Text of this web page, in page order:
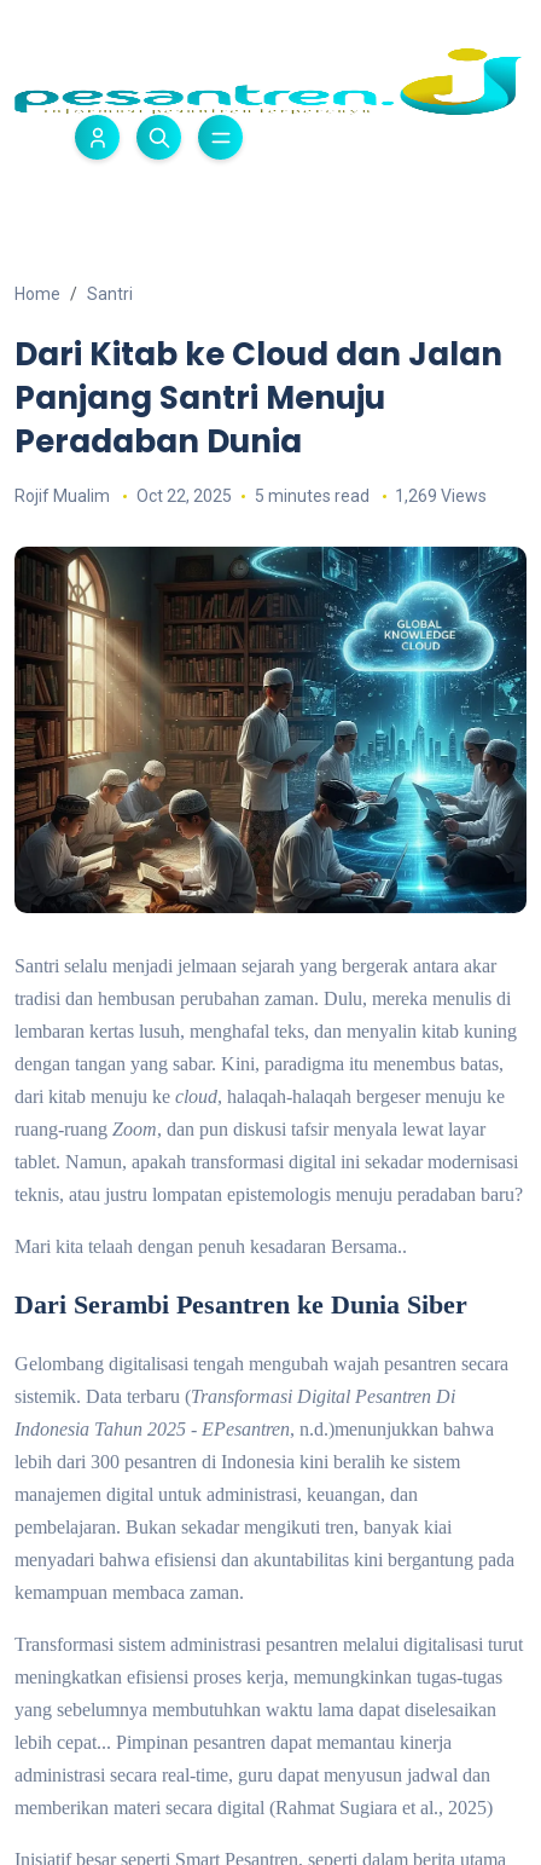
Home Santri
Dari Kitab ke Cloud dan Jalan
Panjang Santri Menuju
Peradaban Dunia
Rojif Mualim Oct 22, 2025 5 minutes read 1,269 Views
Santri selalu menjadi jelmaan sejarah yang bergerak antara akar
tradisi dan hembusan perubahan zaman. Dulu, mereka menulis di
lembaran kertas lusuh, menghafal teks, dan menyalin kitab kuning
dengan tangan yang sabar. Kini, paradigma itu menembus batas,
dari kitab menuju ke cloud, halaqah-halaqah bergeser menuju ke
ruang-ruang Zoom, dan pun diskusi tafsir menyala lewat layar
tablet. Namun, apakah transformasi digital ini sekadar modernisasi
teknis, atau justru lompatan epistemologis menuju peradaban baru?
Mari kita telaah dengan penuh kesadaran Bersama..
Dari Serambi Pesantren ke Dunia Siber
Gelombang digitalisasi tengah mengubah wajah pesantren secara
sistemik. Data terbaru (Transformasi Digital Pesantren Di
Indonesia Tahun 2025 - EPesantren, n.d.)menunjukkan bahwa
lebih dari 300 pesantren di Indonesia kini beralih ke sistem
manajemen digital untuk administrasi, keuangan, dan
pembelajaran. Bukan sekadar mengikuti tren, banyak kiai
menyadari bahwa efisiensi dan akuntabilitas kini bergantung pada
kemampuan membaca zaman.
Transformasi sistem administrasi pesantren melalui digitalisasi turut
meningkatkan efisiensi proses kerja, memungkinkan tugas-tugas
yang sebelumnya membutuhkan waktu lama dapat diselesaikan
lebih cepat... Pimpinan pesantren dapat memantau kinerja
administrasi secara real-time, guru dapat menyusun jadwal dan
memberikan materi secara digital (Rahmat Sugiara et al., 2025)
Inisiatif besar seperti Smart Pesantren, seperti dalam berita utama